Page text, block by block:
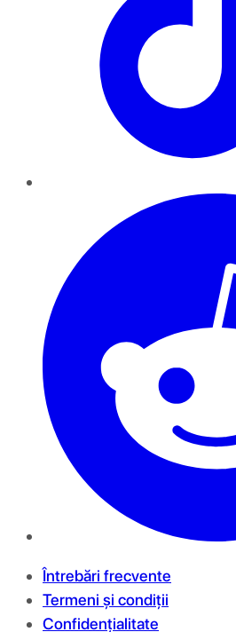
Întrebări frecvente
Termeni și condiții
Confidențialitate